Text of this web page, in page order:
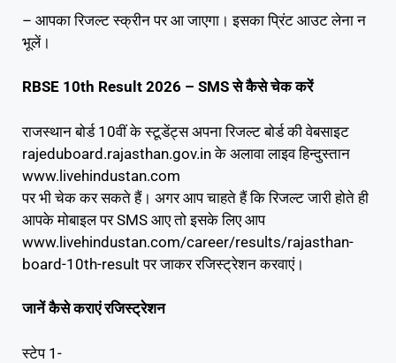
– आपका रिजल्ट स्क्रीन पर आ जाएगा। इसका प्रिंट आउट लेना न
भूलें।
RBSE 10th Result 2026 – SMS से कैसे चेक करें
राजस्थान बोर्ड 10वीं के स्टूडेंट्स अपना रिजल्ट बोर्ड की वेबसाइट
rajeduboard.rajasthan.gov.in के अलावा लाइव हिन्दुस्तान
www.livehindustan.com
पर भी चेक कर सकते हैं। अगर आप चाहते हैं कि रिजल्ट जारी होते ही
आपके मोबाइल पर SMS आए तो इसके लिए आप
www.livehindustan.com/career/results/rajasthan-
board-10th-result पर जाकर रजिस्ट्रेशन करवाएं।
जानें कैसे कराएं रजिस्ट्रेशन
स्टेप 1-